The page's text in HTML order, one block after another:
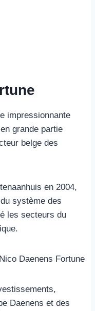
impressionnante
grande partie
belge des
en 2004,
système des
les secteurs du
Daenens et des